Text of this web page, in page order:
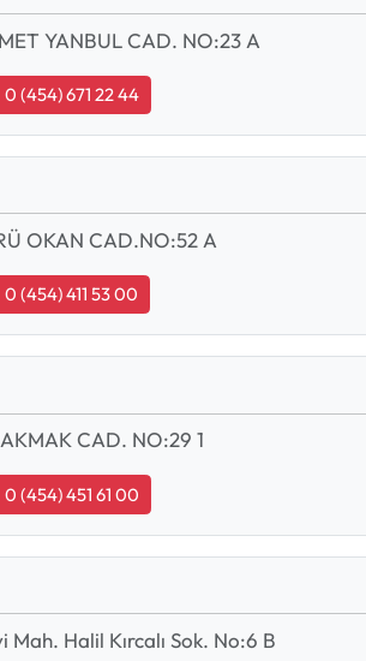
YANBUL CAD. NO:23 A
0 (454) 671 22 44
OKAN CAD.NO:52 A
0 (454) 411 53 00
CAD. NO:29 1
0 (454) 451 61 00
Mah. Halil Kırcalı Sok. No:6 B